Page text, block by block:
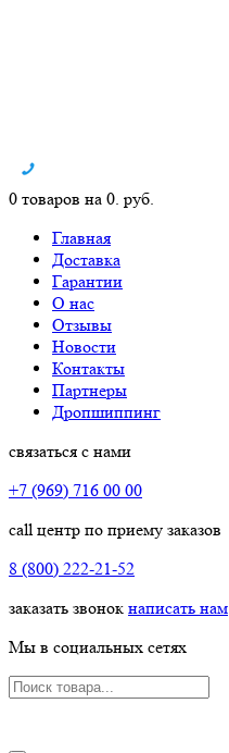
0 товаров на 0. руб.
Главная
Доставка
Гарантии
О нас
Отзывы
Новости
Контакты
Партнеры
Дропшиппинг
связаться с нами
+7 (969) 716 00 00
call центр по приему заказов
8 (800) 222-21-52
заказать звонок написать нам
Мы в социальных сетях